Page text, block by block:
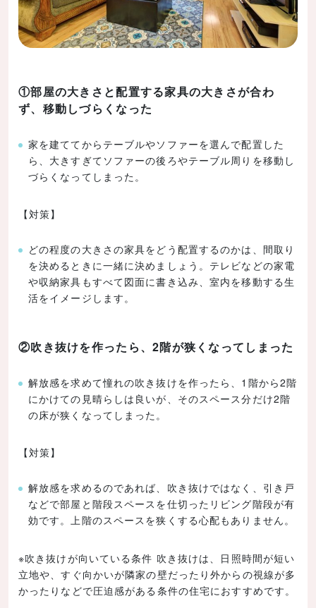
①部屋の大きさと配置する家具の大きさが合わ
ず、移動しづらくなった
家を建ててからテーブルやソファーを選んで配置した
ら、大きすぎてソファーの後ろやテーブル周りを移動し
づらくなってしまった。
【対策】
どの程度の大きさの家具をどう配置するのかは、間取り
を決めるときに一緒に決めましょう。テレビなどの家電
や収納家具もすべて図面に書き込み、室内を移動する生
活をイメージします。
②吹き抜けを作ったら、2階が狭くなってしまった
解放感を求めて憧れの吹き抜けを作ったら、1階から2階
にかけての見晴らしは良いが、そのスペース分だけ2階
の床が狭くなってしまった。
【対策】
解放感を求めるのであれば、吹き抜けではなく、引き戸
などで部屋と階段スペースを仕切ったリビング階段が有
効です。上階のスペースを狭くする心配もありません。
※吹き抜けが向いている条件 吹き抜けは、日照時間が短い
立地や、すぐ向かいが隣家の壁だったり外からの視線が多
かったりなどで圧迫感がある条件の住宅におすすめです。